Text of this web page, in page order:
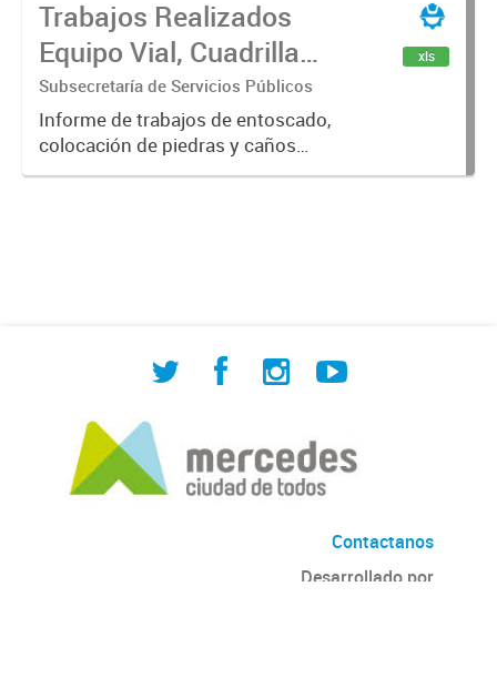
construcción, colocación de tapa
registro, reparación...
Trabajos Realizados
Equipo Vial, Cuadrilla
Bacheo, Servicio
Eléctrico - Noviembre
2021
Subsecretaría de Servicios Públicos
Informe de trabajos de entoscado,
colocación de piedras y caños
(zanjeo - cruce de calles) Informe
xls
Contactanos
Desarrollado por